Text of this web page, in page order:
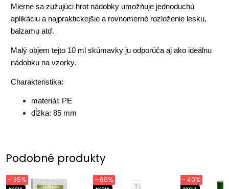
Mierne sa zužujúci hrot nádobky umožňuje jednoduchú
aplikáciu a najpraktickejšie a rovnomerné rozloženie lesku,
balzamu atď.
Malý objem tejto 10 ml skúmavky ju odporúča aj ako ideálnu
nádobku na vzorky.
Charakteristika:
materiál: PE
dĺžka: 85 mm
Podobné produkty
- 35% - 60% - 40%